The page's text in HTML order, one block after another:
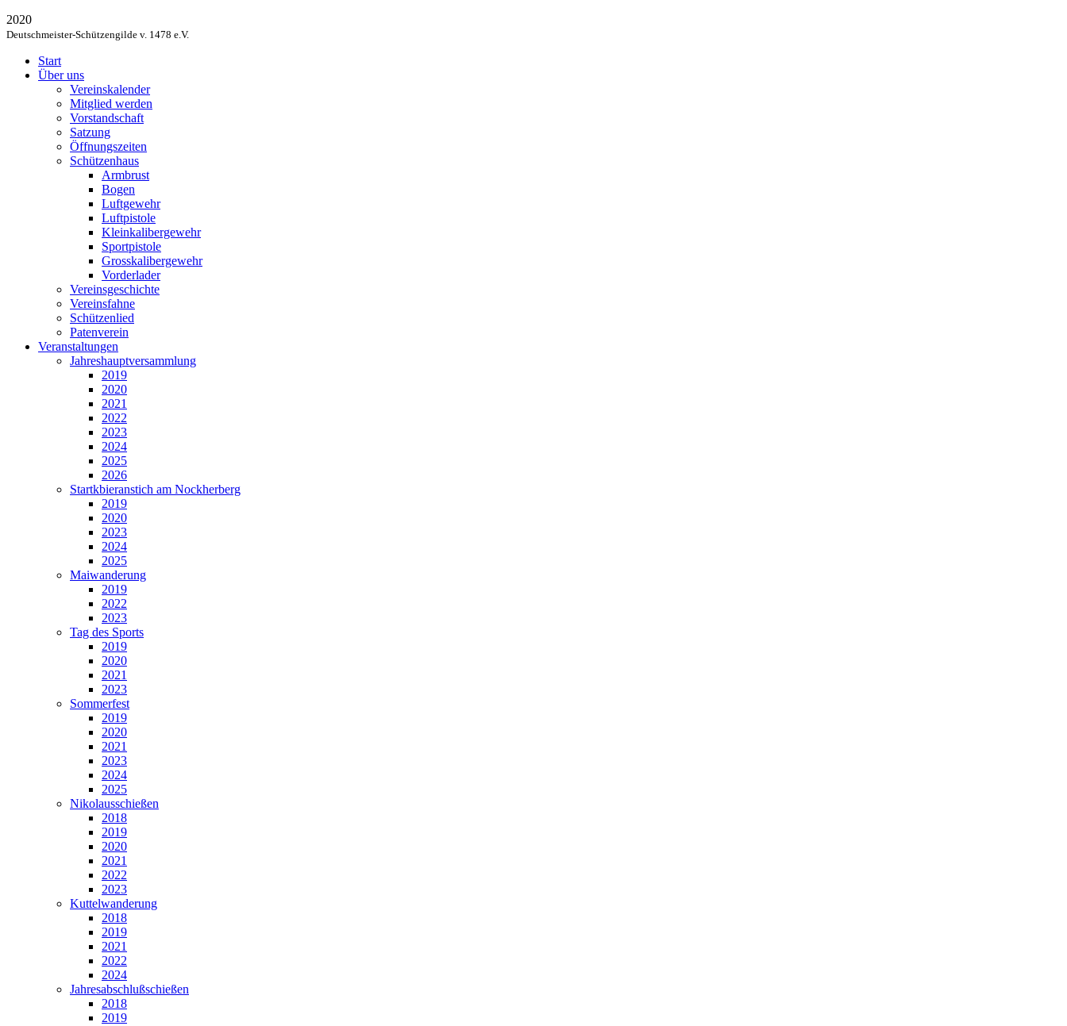
2020
Deutschmeister-Schützengilde v. 1478 e.V.
Start
Über uns
Vereinskalender
Mitglied werden
Vorstandschaft
Satzung
Öffnungszeiten
Schützenhaus
Armbrust
Bogen
Luftgewehr
Luftpistole
Kleinkalibergewehr
Sportpistole
Grosskalibergewehr
Vorderlader
Vereinsgeschichte
Vereinsfahne
Schützenlied
Patenverein
Veranstaltungen
Jahreshauptversammlung
2019
2020
2021
2022
2023
2024
2025
2026
Startkbieranstich am Nockherberg
2019
2020
2023
2024
2025
Maiwanderung
2019
2022
2023
Tag des Sports
2019
2020
2021
2023
Sommerfest
2019
2020
2021
2023
2024
2025
Nikolausschießen
2018
2019
2020
2021
2022
2023
Kuttelwanderung
2018
2019
2021
2022
2024
Jahresabschlußschießen
2018
2019